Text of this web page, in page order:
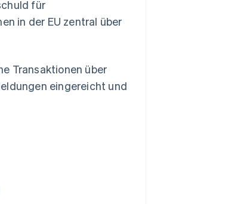
für
in der EU zentral über
Transaktionen über
eingereicht und